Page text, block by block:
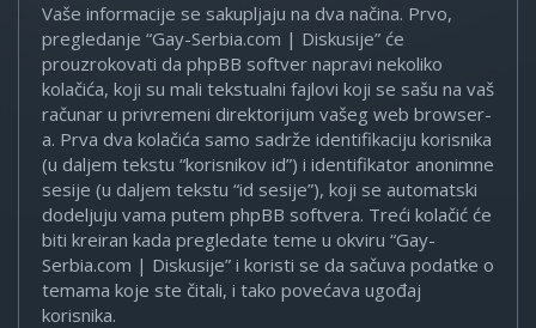
Vaše informacije se sakupljaju na dva načina. Prvo,
pregledanje “Gay-Serbia.com | Diskusije” će
prouzrokovati da phpBB softver napravi nekoliko
kolačića, koji su mali tekstualni fajlovi koji se sašu na vaš
računar u privremeni direktorijum vašeg web browser-
a. Prva dva kolačića samo sadrže identifikaciju korisnika
(u daljem tekstu “korisnikov id”) i identifikator anonimne
sesije (u daljem tekstu “id sesije”), koji se automatski
dodeljuju vama putem phpBB softvera. Treći kolačić će
biti kreiran kada pregledate teme u okviru “Gay-
Serbia.com | Diskusije” i koristi se da sačuva podatke o
temama koje ste čitali, i tako povećava ugođaj
korisnika.